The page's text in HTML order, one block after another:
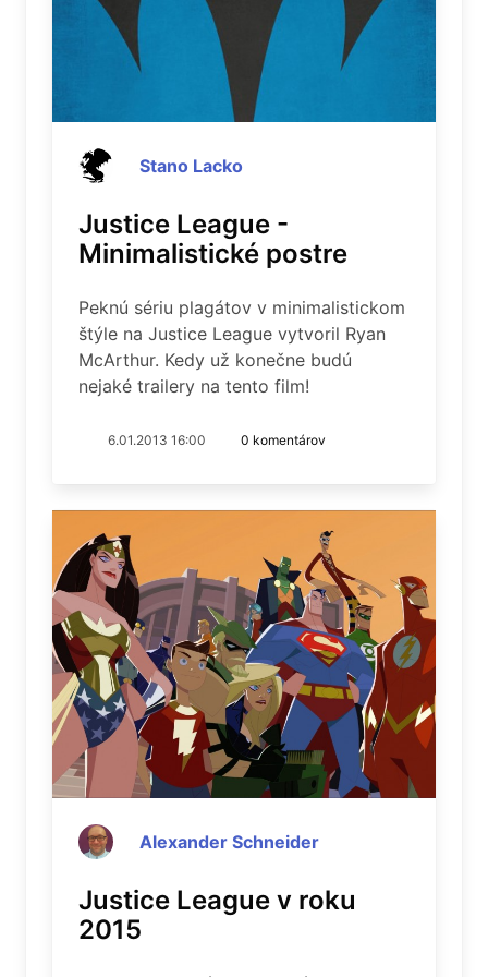
Stano Lacko
Justice League -
Minimalistické postre
Peknú sériu plagátov v minimalistickom
štýle na Justice League vytvoril Ryan
McArthur. Kedy už konečne budú
nejaké trailery na tento film!
6.01.2013 16:00 0 komentárov
Alexander Schneider
Justice League v roku
2015